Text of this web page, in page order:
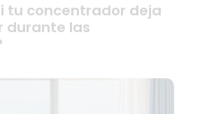
tu concentrador deja
durante las